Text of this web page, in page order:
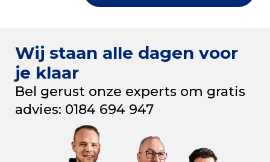
Wij staan alle dagen voor
je klaar
Bel gerust onze experts om gratis
advies: 0184 694 947